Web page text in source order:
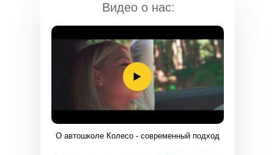
TELEGRAM
Видео о нас:
О автошколе Колесо - современный подход